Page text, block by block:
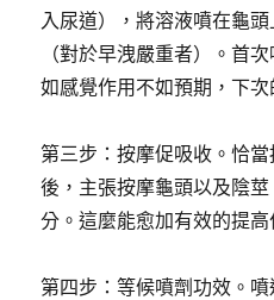
入尿道），將溶液噴在龜
（對於早洩嚴重者）。首
如感覺作用不如預期，下
第三步：按摩促吸收。恰
後，主張按摩龜頭以及陰
分。這麼能愈加有效的提高
第四步：等候噴劑功效。